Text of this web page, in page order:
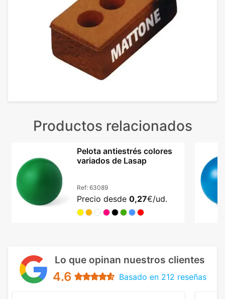
Productos relacionados
Pelota antiestrés colores
variados de Lasap
Ref: 63089
Precio desde 0,27€/ud.
Lo que opinan nuestros clientes
4.6 Basado en 212 reseñas